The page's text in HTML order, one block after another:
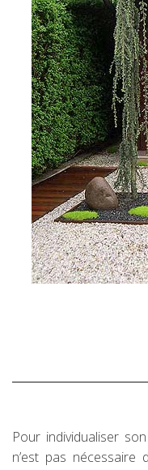
Pour individualiser
n’est pas